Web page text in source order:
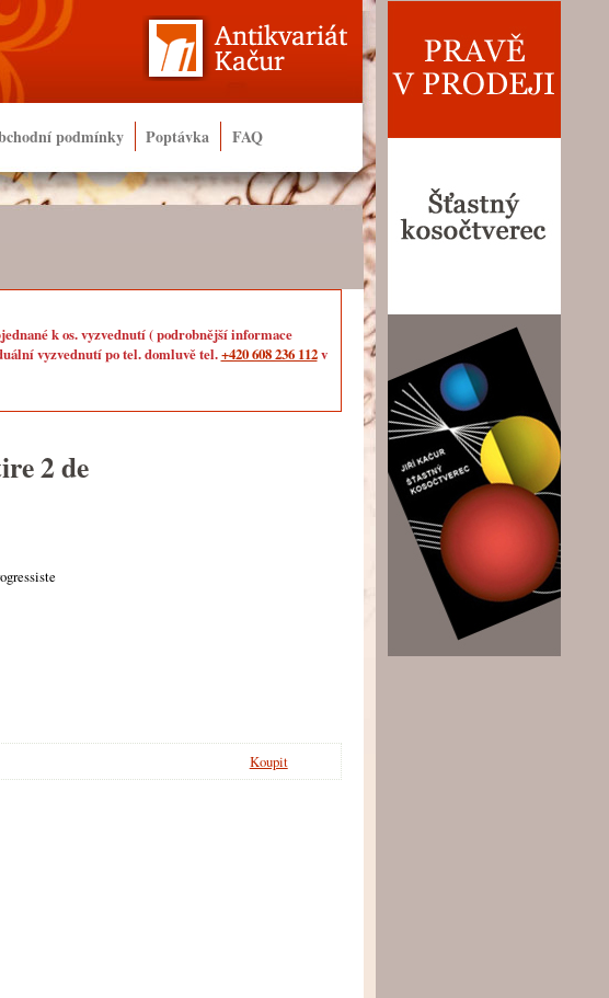
podmínky Poptávka FAQ
k os. vyzvednutí ( podrobnější informace
vyzvednutí po tel. domluvě tel.+420 608 236 112v
2 de
Koupit